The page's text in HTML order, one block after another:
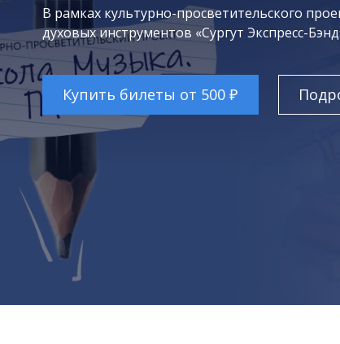
В рамках культурно-просветительского
духовых инструментов «Сургут Экспресс-
Купить билеты от 500 ₽